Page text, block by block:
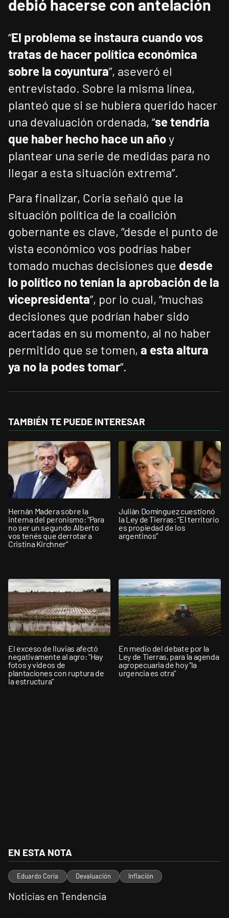
debió hacerse con antelación
“El problema se instaura cuando vos
tratas de hacer política económica
sobre la coyuntura”, aseveró el
entrevistado. Sobre la misma línea,
planteó que si se hubiera querido hacer
una devaluación ordenada, “se tendría
que haber hecho hace un añoy
plantear una serie de medidas para no
llegar a esta situación extrema”.
Para finalizar, Coria señaló que la
situación política de la coalición
gobernante es clave, “desde el punto de
vista económico vos podrías haber
tomado muchas decisiones que desde
lo político no tenían la aprobación de la
vicepresidenta”, por lo cual, “muchas
decisiones que podrían haber sido
acertadas en su momento, al no haber
permitido que se tomen, a esta altura
ya no la podes tomar”.
TAMBIÉN TE PUEDE INTERESAR
Hernán Madera sobre la
interna del peronismo: "Para
no ser un segundo Alberto
vos tenés que derrotar a
Cristina Kirchner”
Julián Domínguez cuestionó
la Ley de Tierras: “El territorio
es propiedad de los
argentinos”
El exceso de lluvias afectó
negativamente al agro: "Hay
fotos y videos de
plantaciones con ruptura de
la estructura"
En medio del debate por la
Ley de Tierras, para la agenda
agropecuaria de hoy "la
urgencia es otra"
EN ESTA NOTA
Eduardo Coria Devaluación Inflación
Noticias en Tendencia